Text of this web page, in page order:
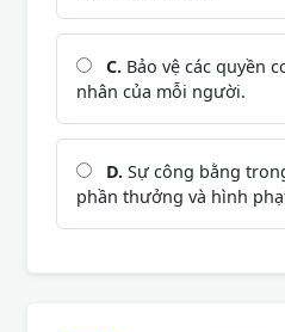
C. Bảo vệ các quyền
nhân của mỗi người.
D. Sự công bằng
phần thưởng và hình